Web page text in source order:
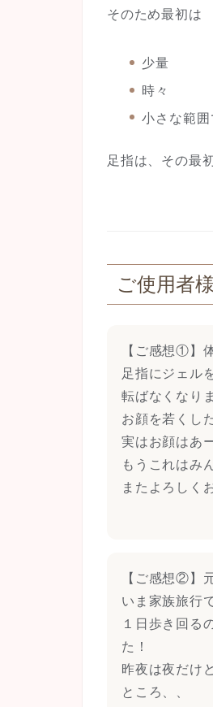
そのため最初は
少量
時々
小さな範囲
足指は、その最
ご使用者
【ご感想①】
足指にジェル
転ばなくなり
お顔を若くし
実はお顔はあ
もうこれはみ
またよろしく
【ご感想②】
いま家族旅行
１日歩き回る
た！
昨夜は夜だけ
ところ、、